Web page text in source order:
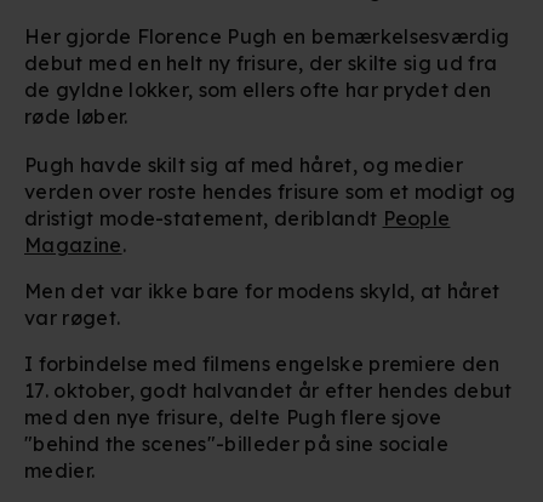
Her gjorde Florence Pugh en bemærkelsesværdig
debut med en helt ny frisure, der skilte sig ud fra
de gyldne lokker, som ellers ofte har prydet den
røde løber.
Pugh havde skilt sig af med håret, og medier
verden over roste hendes frisure som et modigt og
dristigt mode-statement, deriblandt People
Magazine.
Men det var ikke bare for modens skyld, at håret
var røget.
I forbindelse med filmens engelske premiere den
17. oktober, godt halvandet år efter hendes debut
med den nye frisure, delte Pugh flere sjove
"behind the scenes"-billeder på sine sociale
medier.